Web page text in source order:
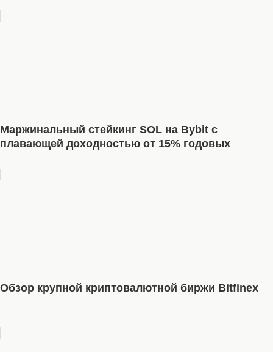
Маржинальный стейкинг SOL на Bybit с
плавающей доходностью от 15% годовых
Обзор крупной криптовалютной биржи Bitfinex